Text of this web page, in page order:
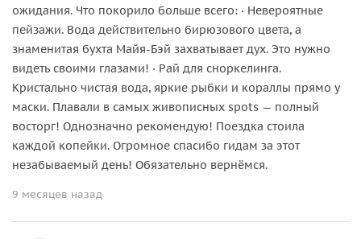
ожидания. Что покорило больше всего: · Невероятные
пейзажи. Вода действительно бирюзового цвета, а
знаменитая бухта Майя-Бэй захватывает дух. Это нужно
видеть своими глазами! · Рай для сноркелинга.
Кристально чистая вода, яркие рыбки и кораллы прямо у
маски. Плавали в самых живописных spots — полный
восторг! Однозначно рекомендую! Поездка стоила
каждой копейки. Огромное спасибо гидам за этот
незабываемый день! Обязательно вернёмся.
9 месяцев назад